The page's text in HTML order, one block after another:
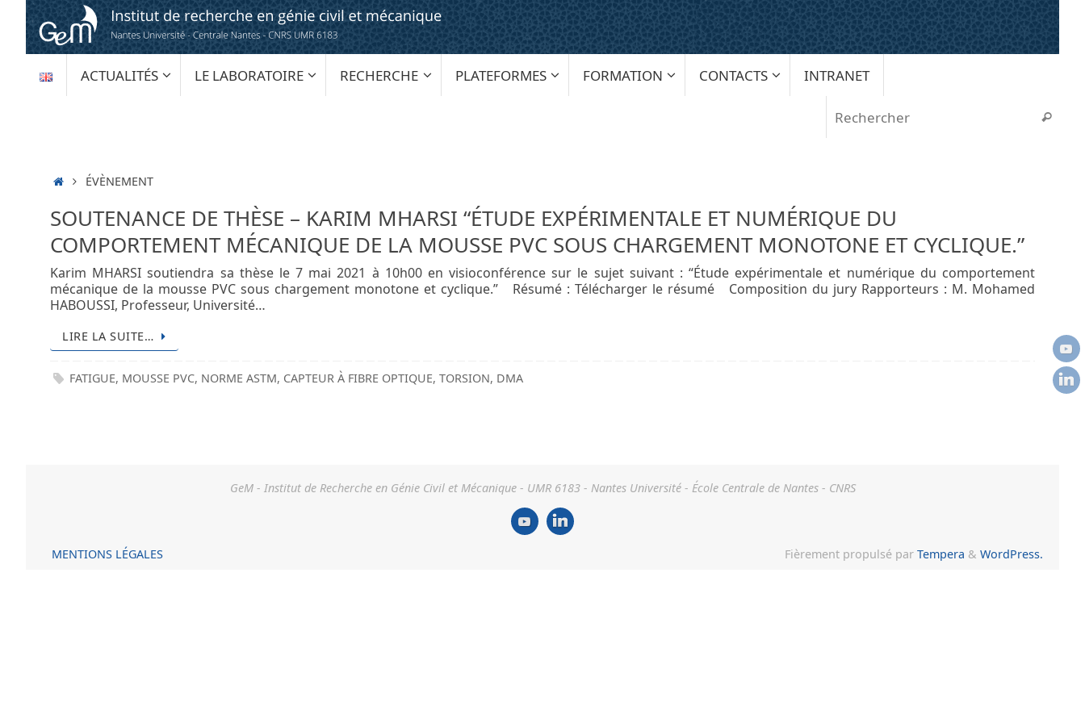
Passer
contenu
AU
CONTENU
ACTUALITÉS LE LABORATOIRE RECHERCHE PLATEFORMES FORMATION CONTACTS INTRANET
ACCUEIL
ÉVÈNEMENT
SOUTENANCE DE THÈSE – KARIM MHARSI “ÉTUDE EXPÉRIMENTALE ET NUMÉRIQUE DU
COMPORTEMENT MÉCANIQUE DE LA MOUSSE PVC SOUS CHARGEMENT MONOTONE ET CYCLIQUE.”
Karim MHARSI soutiendra sa thèse le 7 mai 2021 à 10h00 en visioconférence sur le sujet suivant : “Étude expérimentale et numérique du comportement
mécanique de la mousse PVC sous chargement monotone et cyclique.” Résumé : Télécharger le résumé Composition du jury Rapporteurs : M. Mohamed
HABOUSSI, Professeur, Université…
LIRE LA SUITE…
FATIGUE, MOUSSE PVC, NORME ASTM, CAPTEUR À FIBRE OPTIQUE,TORSION, DMA
GeM - Institut de Recherche en Génie Civil et Mécanique - UMR 6183 - Nantes Université - École Centrale de Nantes - CNRS
MENTIONS LÉGALES Fièrement propulsé par Tempera & WordPress.